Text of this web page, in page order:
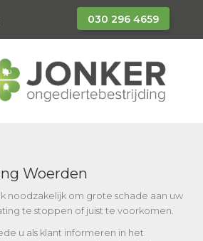
030 296 4659
Woerden
noodzakelijk om grote schade aan uw
te stoppen of juist te voorkomen.
u als klant informeren in het